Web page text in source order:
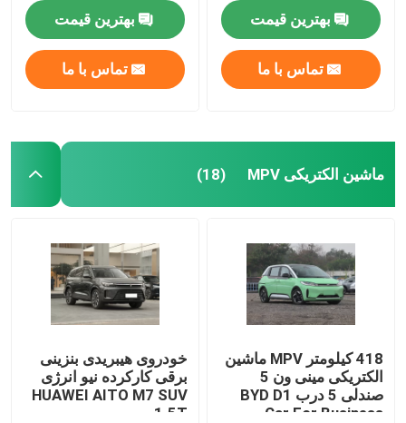
بهترین قیمت
تماس با ما
بهترین قیمت
تماس با ما
ماشین الکتریکی MPV (18)
418 کیلومتر MPV ماشین
الکتریکی مینی ون 5
صندلی 5 درب BYD D1
Car For Business
خودروی هیبریدی بنزینی
برقی کارکرده نیو انرژی
HUAWEI AITO M7 SUV
1.5T